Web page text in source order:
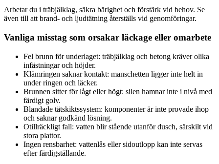
Arbetar du i träbjälklag, säkra bärighet och förstärk vid behov. Se
även till att brand- och ljudtätning återställs vid genomföringar.
Vanliga misstag som orsakar läckage eller omarbete
Fel brunn för underlaget: träbjälklag och betong kräver olika
infästningar och höjder.
Klämringen saknar kontakt: manschetten ligger inte helt in
under ringen och läcker.
Brunnen sitter för lågt eller högt: silen hamnar inte i nivå med
färdigt golv.
Blandade tätskiktssystem: komponenter är inte provade ihop
och saknar godkänd lösning.
Otillräckligt fall: vatten blir stående utanför dusch, särskilt vid
stora plattor.
Ingen rensbarhet: vattenlås eller sidoutlopp kan inte servas
efter färdigställande.